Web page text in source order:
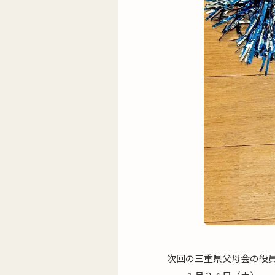
次回の三重県父母会の役